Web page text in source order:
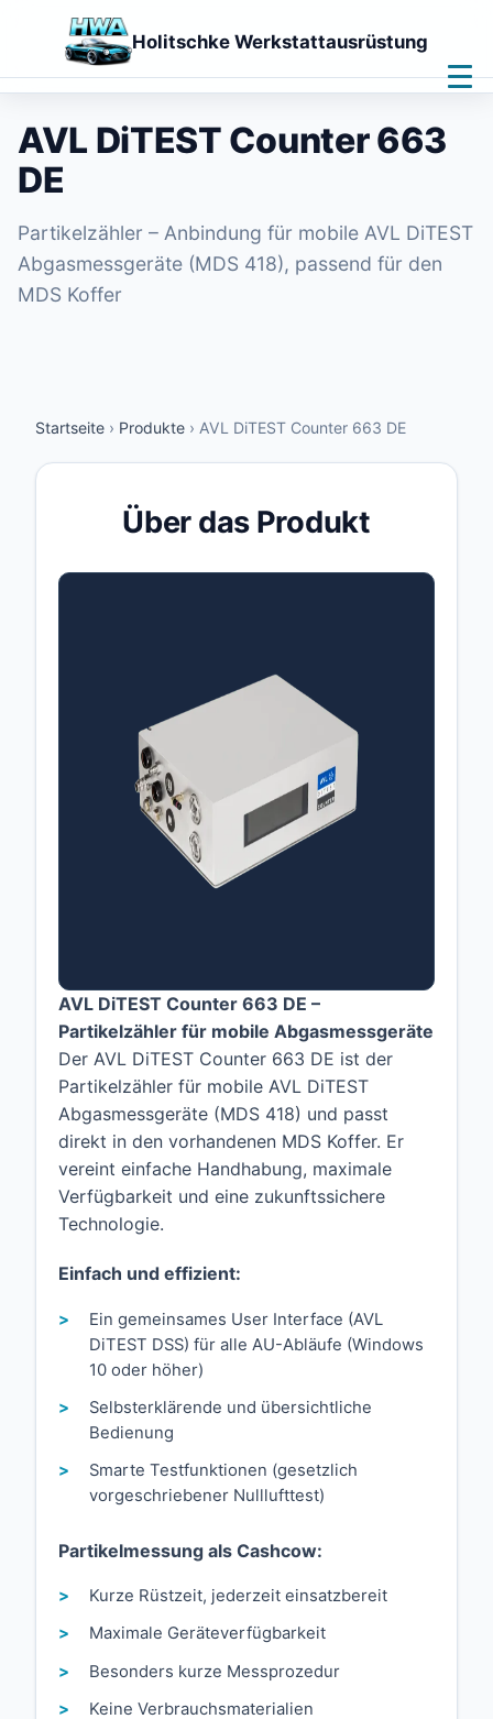
Holitschke Werkstattausrüstung
Home
Produkte
Fernwartung
🌙
AVL DiTEST Counter 663
DE
Partikelzähler – Anbindung für mobile AVL DiTEST
Abgasmessgeräte (MDS 418), passend für den
MDS Koffer
Startseite › Produkte › AVL DiTEST Counter 663 DE
Über das Produkt
AVL DiTEST Counter 663 DE –
Partikelzähler für mobile Abgasmessgeräte
Der AVL DiTEST Counter 663 DE ist der
Partikelzähler für mobile AVL DiTEST
Abgasmessgeräte (MDS 418) und passt
direkt in den vorhandenen MDS Koffer. Er
vereint einfache Handhabung, maximale
Verfügbarkeit und eine zukunftssichere
Technologie.
Einfach und effizient:
Ein gemeinsames User Interface (AVL
DiTEST DSS) für alle AU-Abläufe (Windows
10 oder höher)
Selbsterklärende und übersichtliche
Bedienung
Smarte Testfunktionen (gesetzlich
vorgeschriebener Nulllufttest)
Partikelmessung als Cashcow:
Kurze Rüstzeit, jederzeit einsatzbereit
Maximale Geräteverfügbarkeit
Besonders kurze Messprozedur
Keine Verbrauchsmaterialien